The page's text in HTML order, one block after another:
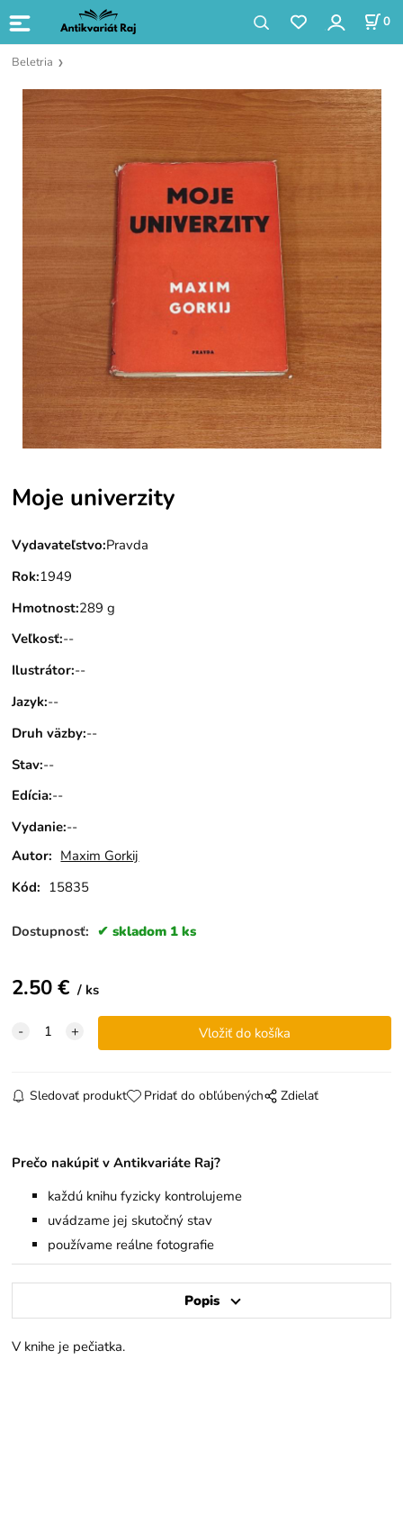
0
Beletria
Moje univerzity
Vydavateľstvo:Pravda
Rok:1949
Hmotnost:289 g
Veľkosť:--
Ilustrátor:--
Jazyk:--
Druh väzby:--
Stav:--
Edícia:--
Vydanie:--
Autor: Maxim Gorkij
Kód: 15835
Dostupnosť: skladom 1 ks
2.50€ ks
Sledovať produkt Pridať do obľúbených Zdielať
Prečo nakúpiť v Antikvariáte Raj?
každú knihu fyzicky kontrolujeme
uvádzame jej skutočný stav
používame reálne fotografie
Popis
V knihe je pečiatka.